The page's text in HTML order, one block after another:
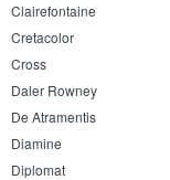
Clairefontaine
Cretacolor
Cross
Daler Rowney
De Atramentis
Diamine
Diplomat